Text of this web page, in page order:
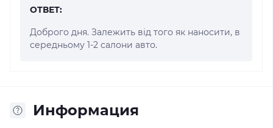
ОТВЕТ:
Доброго дня. Залежить від того як наносити, в
середньому 1-2 салони авто.
Информация